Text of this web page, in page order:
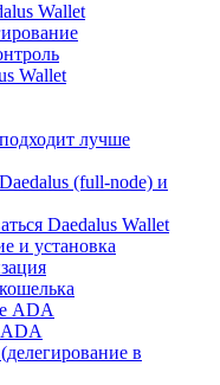
Wallet
Wallet
лучше
(full-node) и
Daedalus Wallet
и установка
ADA
в